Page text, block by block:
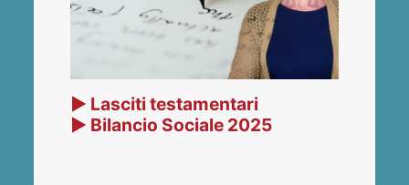
▶ Lasciti testamentari
▶ Bilancio Sociale 2025